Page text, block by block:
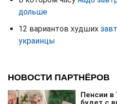
дольше
12 вариантов худших
украинцы